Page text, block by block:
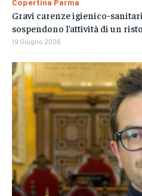
Copertina Parma
Gravi carenze igienico-
sospendono l’attività di un
19 Giugno 2026